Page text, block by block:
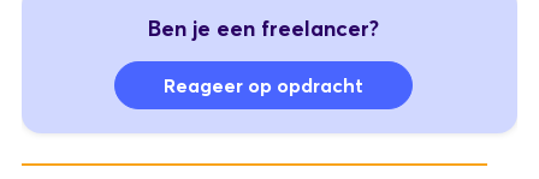
Ben je een freelancer?
Reageer op opdracht